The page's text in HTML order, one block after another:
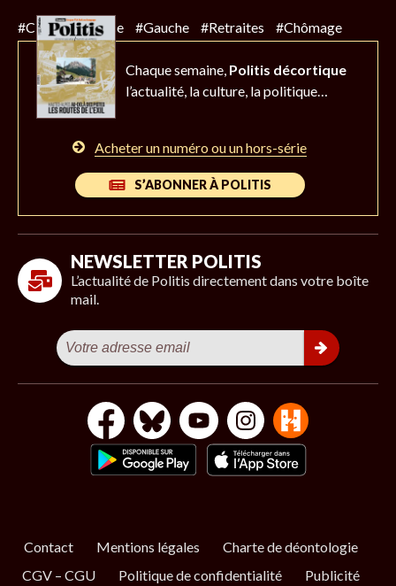
#Climat #Police #Gauche #Retraites #Chômage
Chaque semaine, Politis décortique
l’actualité, la culture, la politique…
Acheter un numéro ou un hors-série
S’ABONNER À POLITIS
NEWSLETTER POLITIS
L’actualité de Politis directement dans votre boîte
mail.
Contact Mentions légales
Charte de déontologie
CGV – CGU
Politique de confidentialité Publicité